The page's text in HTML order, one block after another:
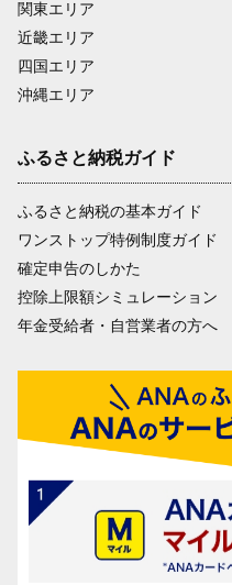
関東エリア
近畿エリア
四国エリア
沖縄エリア
ふるさと納税ガイド
ふるさと納税の基本ガイド
ワンストップ特例制度ガイド
確定申告のしかた
控除上限額シミュレーション
年金受給者・自営業者の方へ